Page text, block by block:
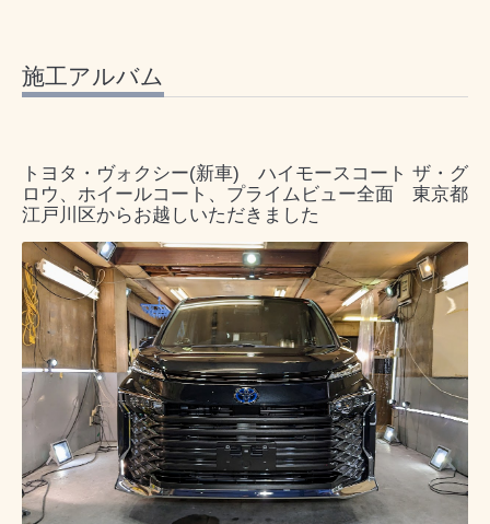
施工アルバム
トヨタ・ヴォクシー(新車) ハイモースコート ザ・グ
ロウ、ホイールコート、プライムビュー全面 東京都
江戸川区からお越しいただきました